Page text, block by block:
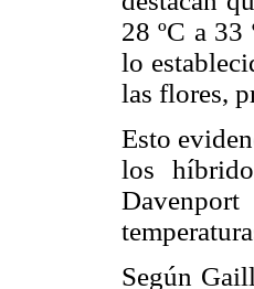
28 ºC a
lo
las flores,
Esto
los
Según